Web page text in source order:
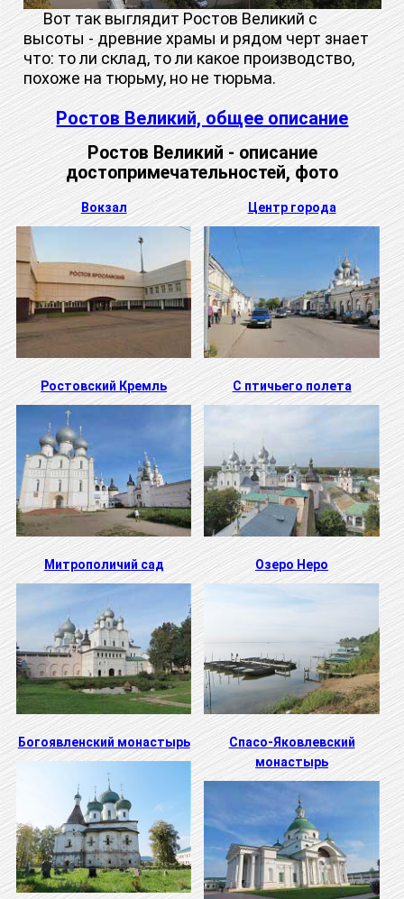
Вот так выглядит Ростов Великий с
высоты - древние храмы и рядом черт знает
что: то ли склад, то ли какое производство,
похоже на тюрьму, но не тюрьма.
Ростов Великий, общее описание
Ростов Великий - описание
достопримечательностей, фото
Вокзал Центр города
Ростовский Кремль С птичьего полета
Митрополичий сад Озеро Неро
Богоявленский монастырь
Спасо-Яковлевский
монастырь